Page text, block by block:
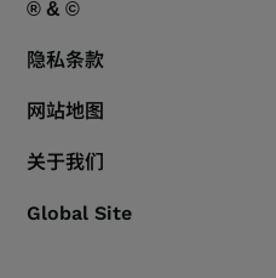
® & ©
隐私条款
网站地图
关于我们
Global Site